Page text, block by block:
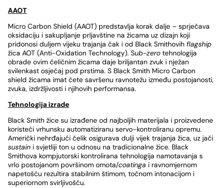
AAOT
Micro Carbon Shield (AAOT) predstavlja korak dalje – sprječava
oksidaciju i sakupljanje prljavštine na žicama uz dizajn koji
pridonosi duljem vijeku trajanja čak i od Black Smithovih flagship
žica AOT (Anti-Oxidation Technology). Sub-zero tehnologija
obrade ovim čeličnim žicama daje briljantan zvuk i nježan
svilenkast osjećaj pod prstima. S Black Smith Micro Carbon
shield žicama imat ćete savršenu ravnotežu između postojanosti,
zvuka, izdržljivosti i njihovih performansa.
Tehnologija izrade
Black Smith žice su izrađene od najboljih materijala i proizvedene
koristeći vrhunsku automatiziranu servo-kontroliranu opremu.
Američki nehrđajući čelik osigurava dulji vijek trajanja žica, uz jači
sustain i svjetliji ton u odnosu na tradicionalne žice. Black
Smithova kompjutorski kontrolirana tehnologija namotavanja s
vrlo postojanom površinom omota/coatinga i ravnomjernom
napetošću rezultira stabilnim štimom, točnom intonacijom i
superiornom svirljivošću.